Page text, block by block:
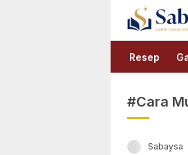
Sabaysa
Lebih Dekat
Resep
#Cara
Sabaysa